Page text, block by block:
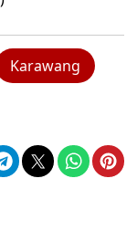
Karawang